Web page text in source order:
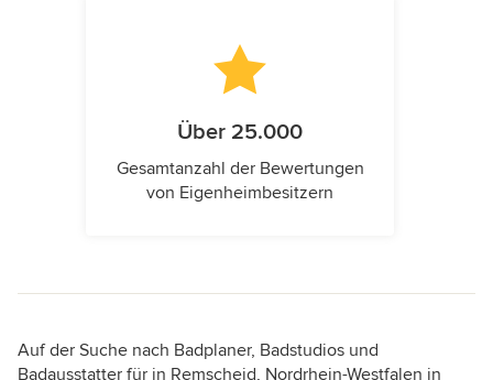
Über 25.000
Gesamtanzahl der Bewertungen
von Eigenheimbesitzern
Auf der Suche nach Badplaner, Badstudios und
Badausstatter für in Remscheid, Nordrhein-Westfalen in